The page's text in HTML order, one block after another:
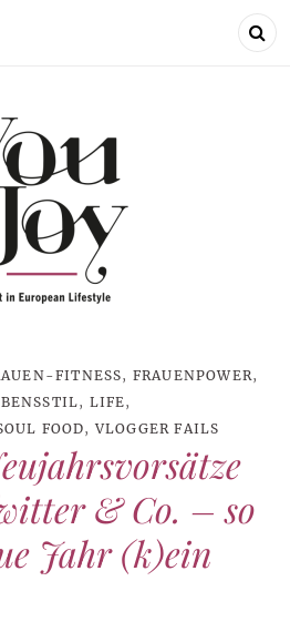
FITNESS, FRAUENPOWER,
, LIFE,
FOOD,VLOGGER FAILS
& Co. – so
Jahr (k)ein